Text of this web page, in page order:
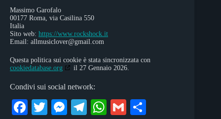
Massimo Garofalo
00177 Roma, via Casilina 550
Italia
Sito web: https://www.rockshock.it
Email: allmusiclover@gmail.com
Questa politica sui cookie è stata sincronizzata con
cookiedatabase.org
il 27 Gennaio 2026.
Condivi sui social network:
Fa T
M
Te W
G